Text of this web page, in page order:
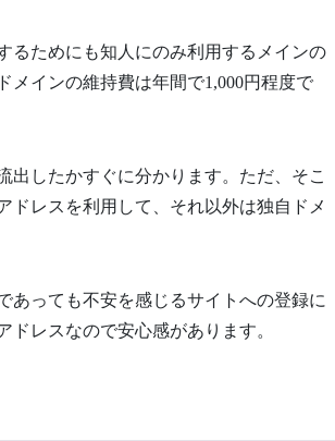
るためにも知人にのみ利用するメインの
インの維持費は年間で1,000円程度で
したかすぐに分かります。ただ、そこ
ドレスを利用して、それ以外は独自ドメ
あっても不安を感じるサイトへの登録に
レスなので安心感があります。